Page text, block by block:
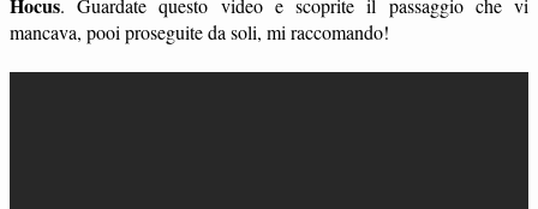
. Guardate questo video e scoprite il passaggio che vi
mancava, pooi proseguite da soli, mi raccomando!